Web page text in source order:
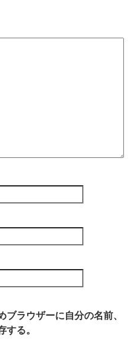
ラウザーに自分の名前、
る。